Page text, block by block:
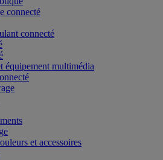
connecté
connecté
équipement multimédia
et accessoires